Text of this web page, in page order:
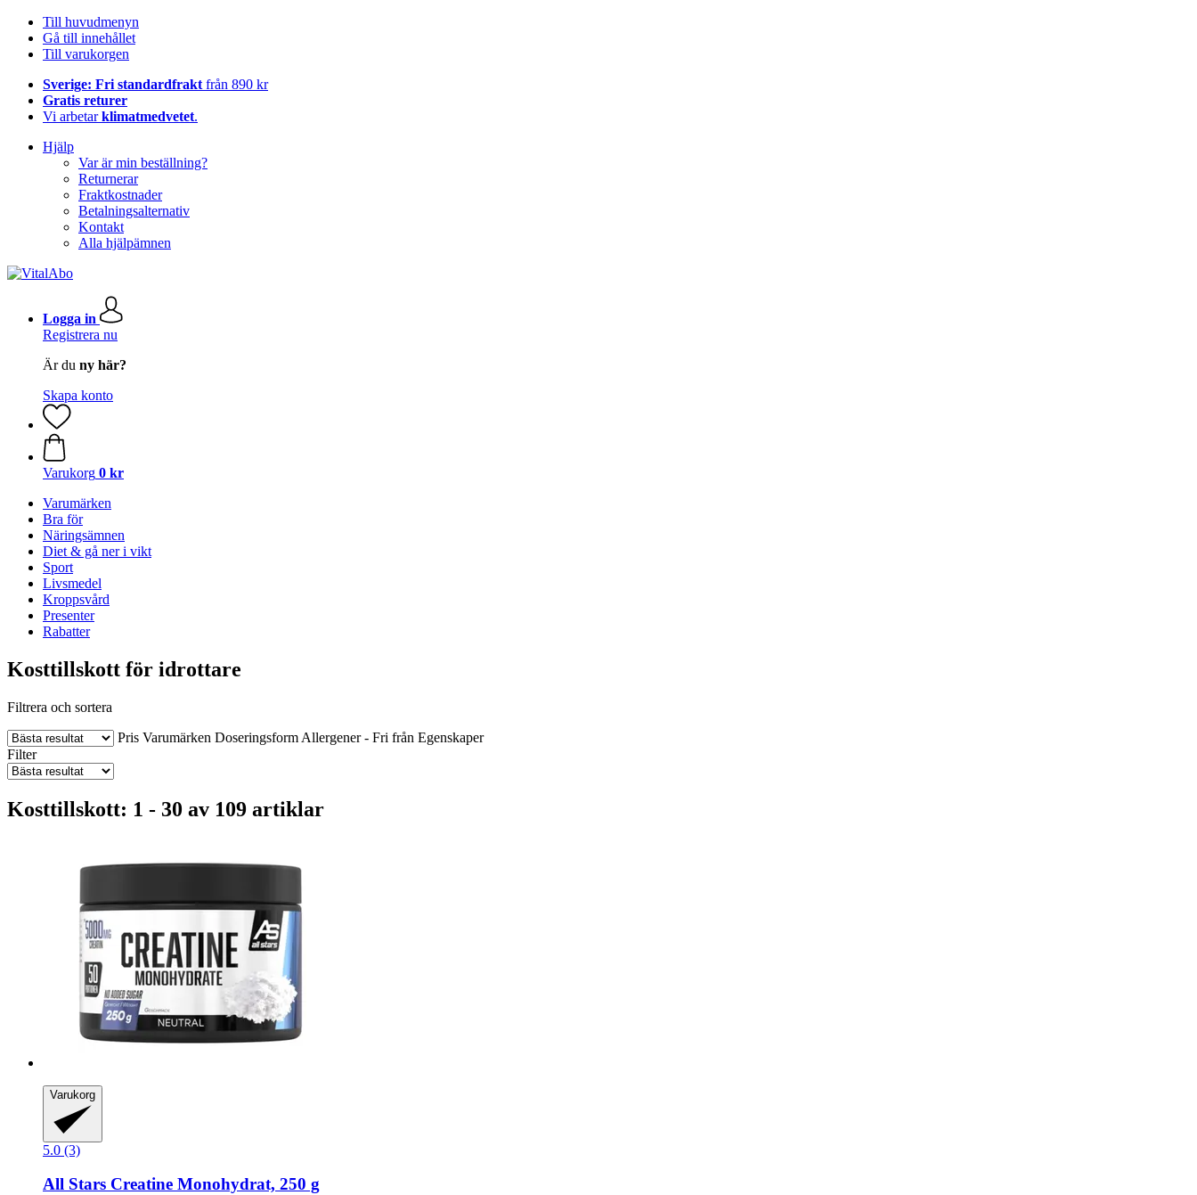
Till huvudmenyn
Gå till innehållet
Till varukorgen
Sverige: Fri standardfrakt från 890 kr
Gratis returer
Vi arbetarklimatmedvetet.
Hjälp
Var är min beställning?
Returnerar
Fraktkostnader
Betalningsalternativ
Kontakt
Alla hjälpämnen
Logga in
Registrera nu
Är du ny här?
Skapa konto
Varukorg 0 kr
Varumärken
Bra för
Näringsämnen
Diet & gå ner i vikt
Sport
Livsmedel
Kroppsvård
Presenter
Rabatter
Kosttillskott för idrottare
Filtrera och sortera
Pris Varumärken Doseringsform Allergener - Fri från Egenskaper
Filter
Kosttillskott: 1 - 30 av 109 artiklar
Varukorg
5.0 (3)
All Stars Creatine Monohydrat, 250 g